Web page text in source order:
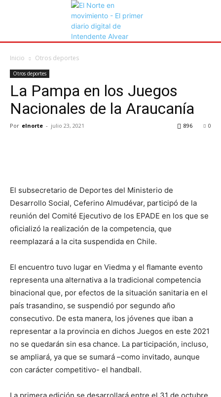
Inicio Otros deportes
Otros deportes
La Pampa en los Juegos
Nacionales de la Araucanía
Por elnorte - julio 23, 2021 0
896
El subsecretario de Deportes del Ministerio de
Desarrollo Social, Ceferino Almudévar, participó de la
reunión del Comité Ejecutivo de los EPADE en los que se
oficializó la realización de la competencia, que
reemplazará a la cita suspendida en Chile.
El encuentro tuvo lugar en Viedma y el flamante evento
representa una alternativa a la tradicional competencia
binacional que, por efectos de la situación sanitaria en el
país trasandino, se suspendió por segundo año
consecutivo. De esta manera, los jóvenes que iban a
representar a la provincia en dichos Juegos en este 2021
no se quedarán sin esa chance. La participación, incluso,
se ampliará, ya que se sumará –como invitado, aunque
con carácter competitivo- el handball.